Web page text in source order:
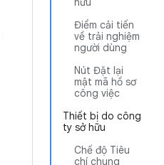
Điểm cải tiến
về trải nghiệm
người dùng
Nút Đặt lại
mật mã hồ sơ
công việc
Thiết bị do công
ty sở hữu
Chế độ Tiêu
chí chung